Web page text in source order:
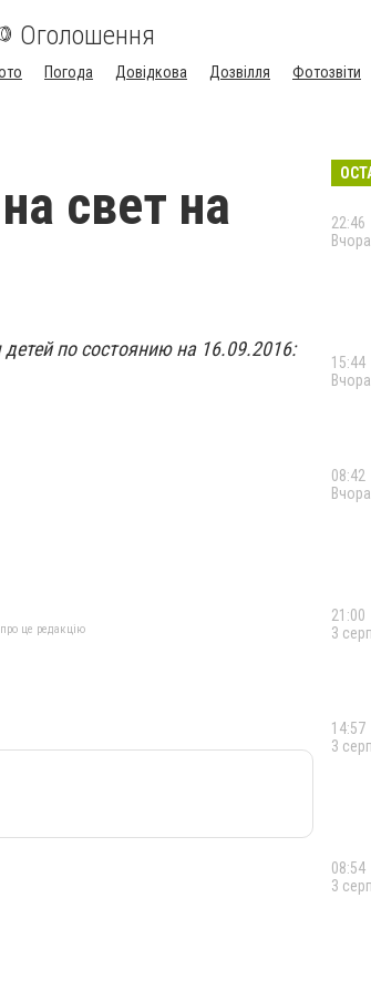
Оголошення
Погода Довідкова Дозвілля Фотозвіти
свет на
по состоянию на 16.09.2016:
це редакцію
22:46
Вчора
15:44
Вчора
08:42
Вчора
21:00
3
14:57
3
08:54
3